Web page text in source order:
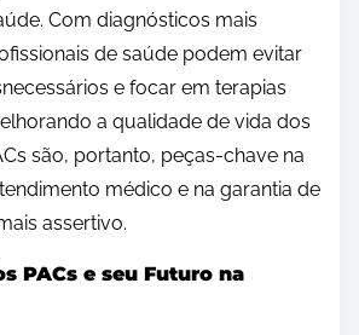
Com diagnósticos mais
de saúde podem evitar
e focar em terapias
a qualidade de vida dos
são, portanto, peças-chave na
médico e na garantia de
assertivo.
PACs e seu Futuro na